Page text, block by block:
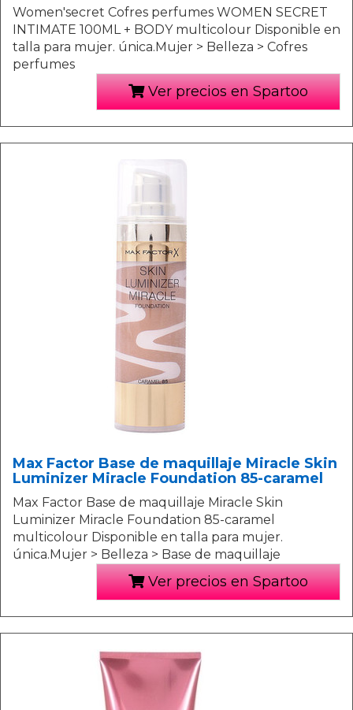
Women'secret Cofres perfumes WOMEN SECRET
INTIMATE 100ML + BODY multicolour Disponible en
talla para mujer. única.Mujer > Belleza > Cofres
perfumes
Ver precios en Spartoo
Max Factor Base de maquillaje Miracle Skin
Luminizer Miracle Foundation 85-caramel
Max Factor Base de maquillaje Miracle Skin
Luminizer Miracle Foundation 85-caramel
multicolour Disponible en talla para mujer.
única.Mujer > Belleza > Base de maquillaje
Ver precios en Spartoo